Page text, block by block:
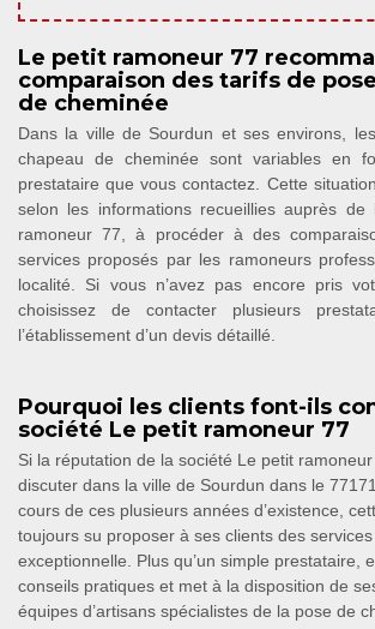
Le petit ramoneur 77
comparaison des tarifs de
de cheminée
Dans la ville de Sourdun et ses environs,
chapeau de cheminée sont variables en
prestataire que vous contactez. Cette
selon les informations recueillies auprès
ramoneur 77, à procéder à des
services proposés par les ramoneurs
localité. Si vous n’avez pas encore pris
choisissez de contacter plusieurs
l’établissement d’un devis détaillé.
Pourquoi les clients font-ils
société Le petit ramoneur 77
Si la réputation de la société Le petit ramoneur
discuter dans la ville de Sourdun dans le
cours de ces plusieurs années d’existence,
toujours su proposer à ses clients des services
exceptionnelle. Plus qu’un simple prestataire,
conseils pratiques et met à la disposition de
équipes d’artisans spécialistes de la pose de